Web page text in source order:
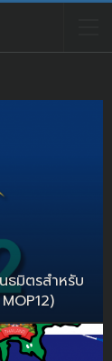
ธมิตรสำหรับ